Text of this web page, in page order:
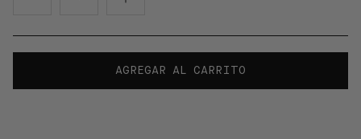
AGREGAR AL CARRITO